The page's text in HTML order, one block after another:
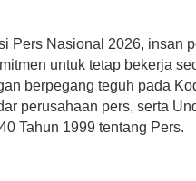
Pers Nasional 2026, insan
untuk tetap bekerja
berpegang teguh pada
perusahaan pers, serta
Tahun 1999 tentang Pers.